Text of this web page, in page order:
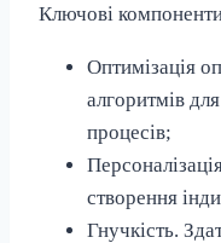
Ключові
Оптимізація
алгоритмів
процесів;
створення
Гнучкість.